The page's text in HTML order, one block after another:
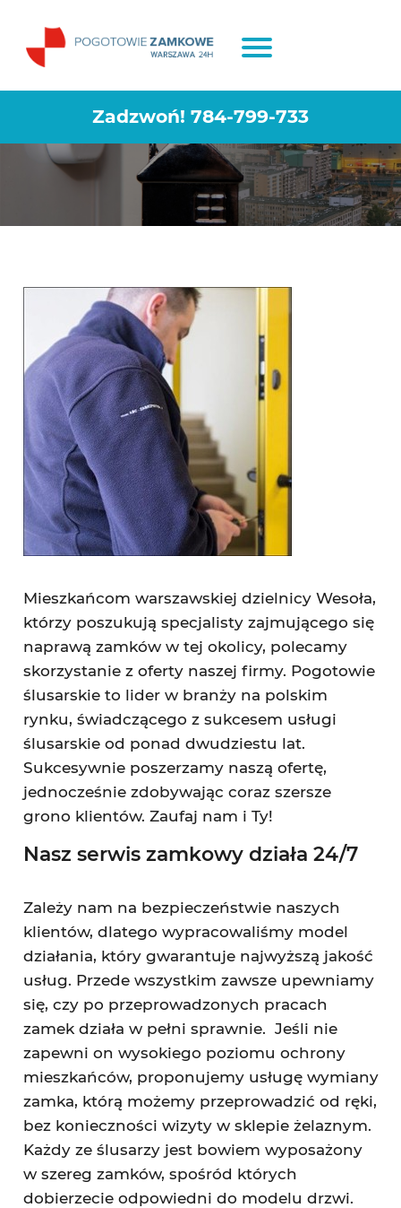
Zadzwoń! 784-799-733
Naprawa zamków Warszawa
Wesoła
Mieszkańcom warszawskiej dzielnicy Wesoła,
którzy poszukują specjalisty zajmującego się
naprawą zamków w tej okolicy, polecamy
skorzystanie z oferty naszej firmy. Pogotowie
ślusarskie to lider w branży na polskim
rynku, świadczącego z sukcesem usługi
ślusarskie od ponad dwudziestu lat.
Sukcesywnie poszerzamy naszą ofertę,
jednocześnie zdobywając coraz szersze
grono klientów. Zaufaj nam i Ty!
Nasz serwis zamkowy działa 24/7
Zależy nam na bezpieczeństwie naszych
klientów, dlatego wypracowaliśmy model
działania, który gwarantuje najwyższą jakość
usług. Przede wszystkim zawsze upewniamy
się, czy po przeprowadzonych pracach
zamek działa w pełni sprawnie. Jeśli nie
zapewni on wysokiego poziomu ochrony
mieszkańców, proponujemy usługę wymiany
zamka, którą możemy przeprowadzić od ręki,
bez konieczności wizyty w sklepie żelaznym.
Każdy ze ślusarzy jest bowiem wyposażony
w szereg zamków, spośród których
dobierzecie odpowiedni do modelu drzwi.